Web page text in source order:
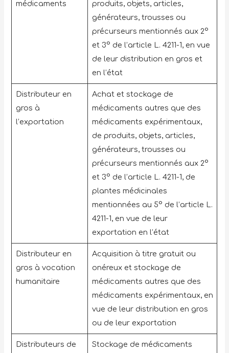
médicaments
produits, objets, articles,
générateurs, trousses ou
précurseurs mentionnés aux 2°
et 3° de l’article L. 4211-1, en vue
de leur distribution en gros et
en l’état
Distributeur en
gros à
l’exportation
Achat et stockage de
médicaments autres que des
médicaments expérimentaux,
de produits, objets, articles,
générateurs, trousses ou
précurseurs mentionnés aux 2°
et 3° de l’article L. 4211-1, de
plantes médicinales
mentionnées au 5° de l’article L.
4211-1, en vue de leur
exportation en l’état
Distributeur en
gros à vocation
humanitaire
Acquisition à titre gratuit ou
onéreux et stockage de
médicaments autres que des
médicaments expérimentaux, en
vue de leur distribution en gros
ou de leur exportation
Distributeurs de
Stockage de médicaments